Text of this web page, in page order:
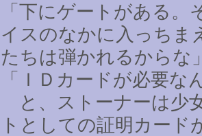
「下にゲートがある
イスのなかに入っちま
たちは弾かれるからな
「ＩＤカードが必要な
と、ストーナーは少
トとしての証明カー